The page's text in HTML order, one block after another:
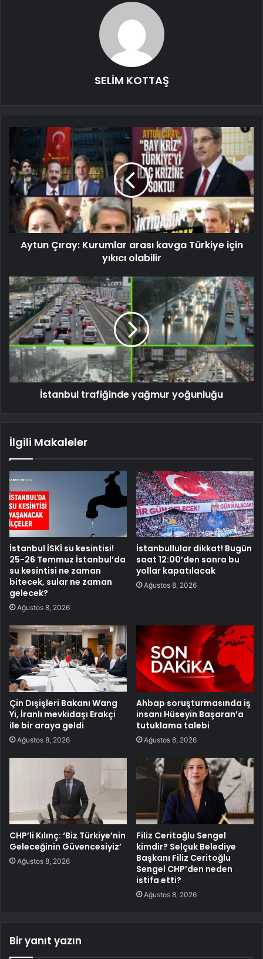
SELİM KOTTAŞ
Aytun Çıray: Kurumlar arası kavga Türkiye için
yıkıcı olabilir
İstanbul trafiğinde yağmur yoğunluğu
İlgili Makaleler
İstanbul İSKİ su kesintisi!
25-26 Temmuz İstanbul’da
su kesintisi ne zaman
bitecek, sular ne zaman
gelecek?
Ağustos 8, 2026
İstanbullular dikkat! Bugün
saat 12:00’den sonra bu
yollar kapatılacak
Ağustos 8, 2026
Çin Dışişleri Bakanı Wang
Yi, İranlı mevkidaşı Erakçi
ile bir araya geldi
Ağustos 8, 2026
Ahbap soruşturmasında iş
insanı Hüseyin Başaran’a
tutuklama talebi
Ağustos 8, 2026
CHP’li Kılınç: ‘Biz Türkiye’nin
Geleceğinin Güvencesiyiz’
Ağustos 8, 2026
Filiz Ceritoğlu Sengel
kimdir? Selçuk Belediye
Başkanı Filiz Ceritoğlu
Sengel CHP’den neden
istifa etti?
Ağustos 8, 2026
Bir yanıt yazın